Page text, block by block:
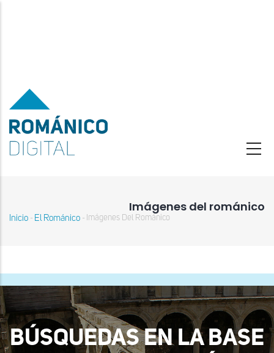
contenido
principal
Imágenes del románico
Sobrescribir
ayuda
a
la
navegación
Inicio - El Románico - Imágenes Del Románico
BÚSQUEDAS EN LA BASE